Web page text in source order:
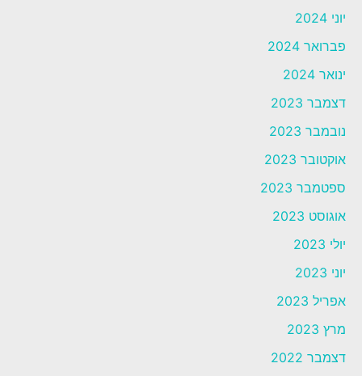
יוני 2024
פברואר 2024
ינואר 2024
דצמבר 2023
נובמבר 2023
אוקטובר 2023
ספטמבר 2023
אוגוסט 2023
יולי 2023
יוני 2023
אפריל 2023
מרץ 2023
דצמבר 2022